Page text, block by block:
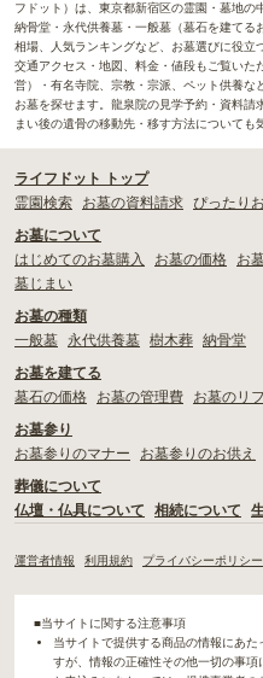
フドット）は、東京都新宿区の霊園・墓地の
納骨堂・永代供養墓・一般墓（墓石を建てる
相場、人気ランキングなど、お墓選びに役立
交通アクセス・地図、料金・値段もご覧い
営）・有名寺院、宗教・宗派、ペット供養
お墓を探せます。龍泉院の見学予約・資料請
まい後の遺骨の移動先・移す方法についても
ライフドット トップ
霊園検索
お墓の資料請求 ぴったり
お墓について
はじめてのお墓購入
お墓の価格 お
墓じまい
お墓の種類
一般墓
永代供養墓 樹木葬 納骨堂
お墓を建てる
墓石の価格
お墓の管理費
お墓のリ
お墓参り
お墓参りのマナー
お墓参りのお供え
葬儀について
仏壇・仏具について
相続について
運営者情報 利用規約 プライバシーポリシー
■当サイトに関する注意事項
当サイトで提供する商品の情報にあ
すが、情報の正確性その他一切の事項